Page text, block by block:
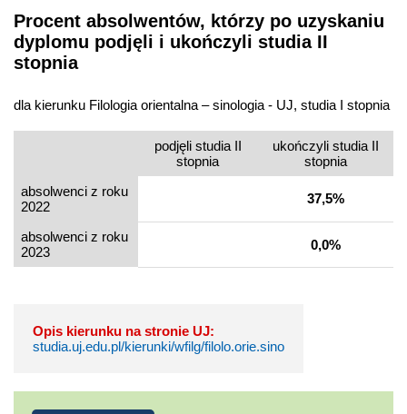
Procent absolwentów, którzy po uzyskaniu
dyplomu podjęli i ukończyli studia II
stopnia
dla kierunku Filologia orientalna – sinologia - UJ, studia I stopnia
podjęli studia II
stopnia
ukończyli studia II
stopnia
absolwenci z roku
2022
37,5%
absolwenci z roku
2023
0,0%
Opis kierunku na stronie UJ:
studia.uj.edu.pl/kierunki/wfilg/filolo.orie.sino